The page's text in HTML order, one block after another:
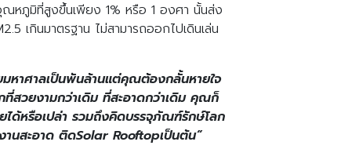
ณหภูมิที่สูงขึ้นเพียง 1% หรือ 1 องศา นั้นส่ง
เกินมาตรฐาน ไม่สามารถออกไปเดินเล่น
หาศาลเป็นพันล้านแต่คุณต้องกลั้นหายใจ
สวยงามกว่าเดิม ที่สะอาดกว่าเดิม คุณก็
ได้หรือเปล่า รวมถึงคิดบรรจุภัณฑ์รักษ์โลก
านสะอาด ติดSolar Rooftopเป็นต้น”